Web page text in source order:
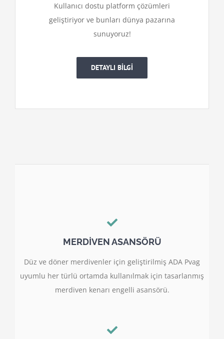
Kullanıcı dostu platform çözümleri
geliştiriyor ve bunları dünya pazarına
sunuyoruz!
DETAYLI BİLGİ
MERDİVEN ASANSÖRÜ
Düz ve döner merdivenler için geliştirilmiş ADA Pvag
uyumlu her türlü ortamda kullanılmak için tasarlanmış
merdiven kenarı engelli asansörü.